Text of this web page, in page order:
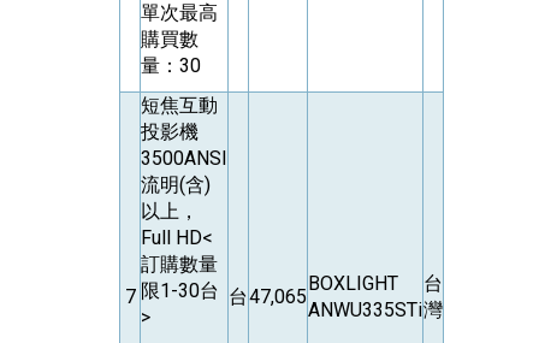
單次最高
購買數
量：30
7
短焦互動
投影機
3500ANSI
流明(含)
以上，
Full HD<
訂購數量
限1-30台
>
台47,065
BOXLIGHT
ANWU335STi
台
灣